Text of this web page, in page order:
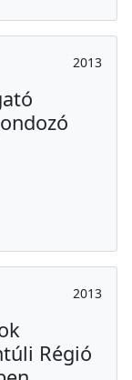
2013
2013
Régió